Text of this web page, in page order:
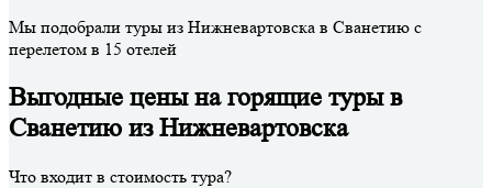
Мы подобрали туры из Нижневартовска в Сванетию с
перелетом в 15 отелей
Выгодные цены на горящие туры в
Сванетию из Нижневартовска
Что входит в стоимость тура?